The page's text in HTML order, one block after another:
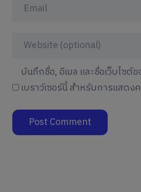
บันทึกชื่อ, อีเมล และชื่อเว็บไซต์
เบราว์เซอร์นี้ สำหรับการแสดง